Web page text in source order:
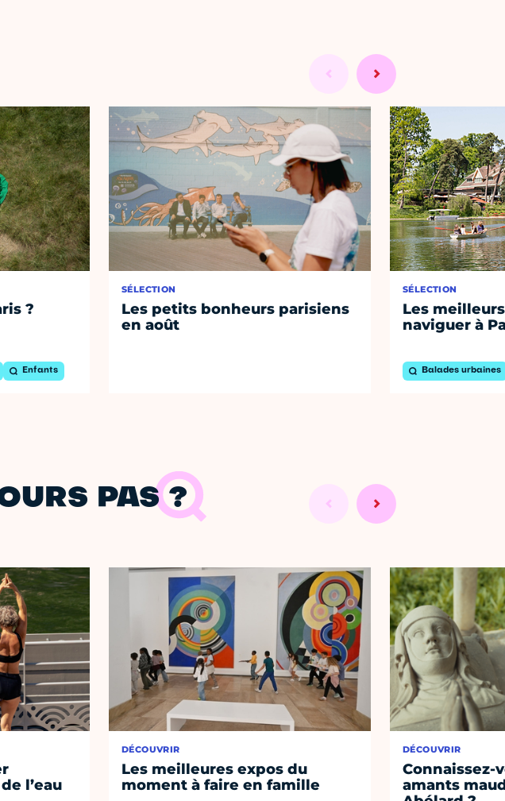
?
Enfants
SÉLECTION
Les petits bonheurs parisiens
en août
SÉLECTION
Les
naviguer à
Balades urbaines
PAS ?
l’eau
DÉCOUVRIR
Les meilleures expos du
moment à faire en famille
DÉCOUVRIR
Connaissez-
amants